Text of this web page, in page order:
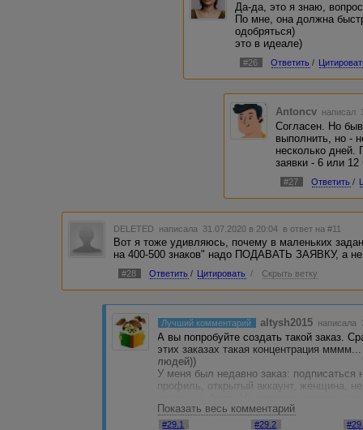
Да-да, это я знаю,
По мне, она должна
одобряться)
это в идеале)
#26 Ответить /
Antoncv написал
Согласен. Но
выполнить, но -
несколько дней.
заявки - 6 или 12
#27 Ответить /
DELETED написала 31.07.2020 в 20:04 в ответ на #11
Вот я тоже удивляюсь, почему в маленьких
на 400-500 знаков" надо ПОДАВАТЬ ЗАЯВКУ, а не
#28 Ответить / Цитировать / Скрыть ветку
Лучший комментарий altysh2015 написала
А вы попробуйте создать такой заказ.
этих заказах такая концентрация
людей))
У меня был недавно заказ:
профиль, открытый аккаунт, женщина,
Ссылка на профиль примерно в каждой
аккаунты вообще закрыты для
Показать весь комментарий
#29.1 #29.2